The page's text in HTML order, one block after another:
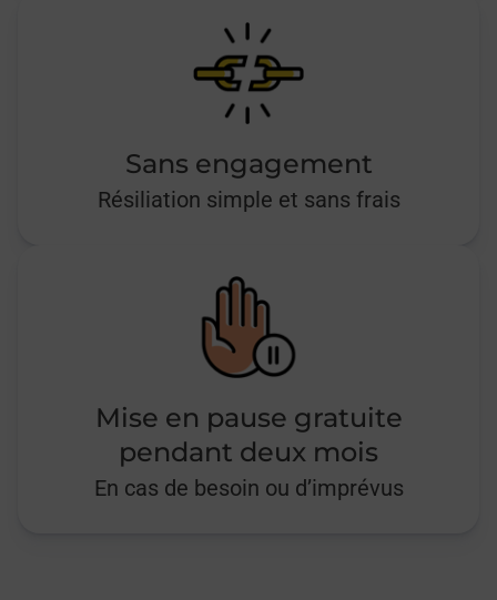
Sans engagement
Résiliation simple et sans frais
Mise en pause gratuite
pendant deux mois
En cas de besoin ou d’imprévus